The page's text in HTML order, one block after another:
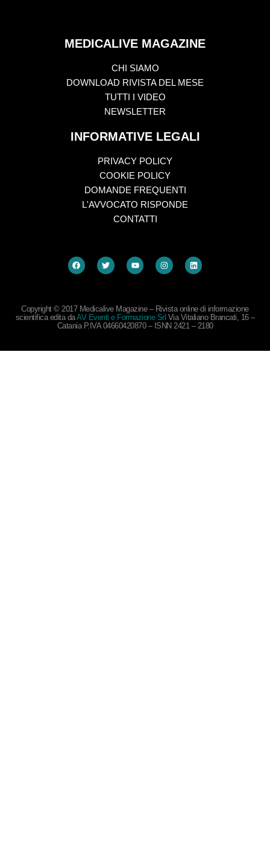
MEDICALIVE MAGAZINE
CHI SIAMO
DOWNLOAD RIVISTA DEL MESE
TUTTI I VIDEO
NEWSLETTER
INFORMATIVE LEGALI
PRIVACY POLICY
COOKIE POLICY
DOMANDE FREQUENTI
L'AVVOCATO RISPONDE
CONTATTI
Copyright © 2017 Medicalive Magazine – Rivista online di informazione
scientifica edita daAV Eventi e Formazione Srl Via Vitaliano Brancati, 16 –
Catania P.IVA 04660420870 – ISNN 2421 – 2180